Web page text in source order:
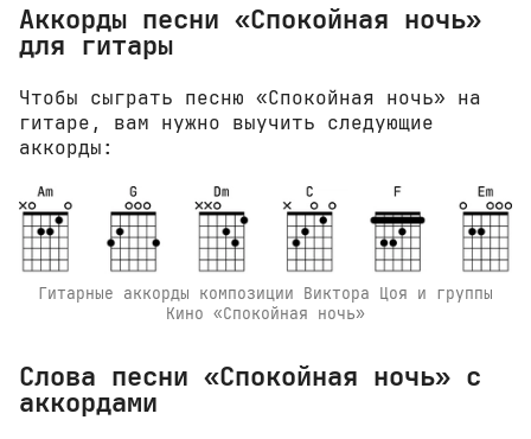
Аккорды песни «Спокойная ночь»
для гитары
Чтобы сыграть песню «Спокойная ночь» на
гитаре, вам нужно выучить следующие
аккорды:
Гитарные аккорды композиции Виктора Цоя и группы
Кино «Спокойная ночь»
Слова песни «Спокойная ночь» с
аккордами